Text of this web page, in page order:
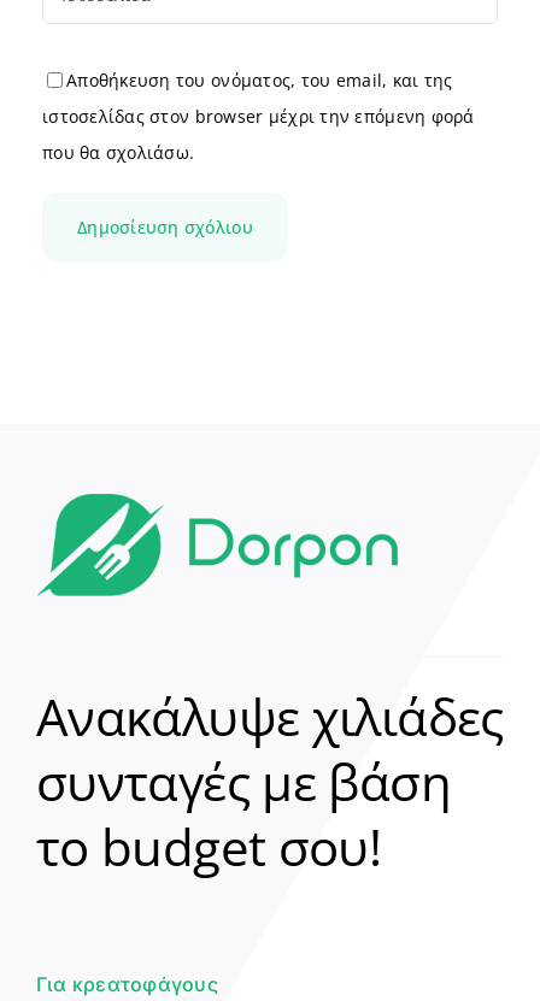
Αποθήκευση του ονόματος, του email, και της
ιστοσελίδας στον browser μέχρι την επόμενη φορά
που θα σχολιάσω.
Ανακάλυψε χιλιάδες
συνταγές με βάση
το budget σου!
Για κρεατοφάγους